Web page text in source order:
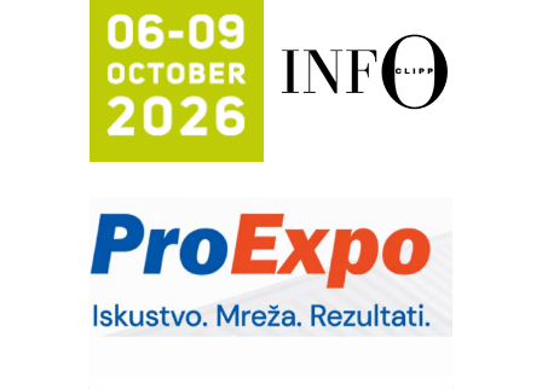
FANUC: Najbolje za vašu pametnu
automatizaciju
Efikasno upravljanje energijom
Automatizacija pakovanja · Display
(Shelf-Ready) omotnice
Potpuna efikasnost bez složenih
Trajna oznaka kao dugoročna korist
Bezbednost na prvom mestu!
IB BLUMENAUER - više od 40 godina
poverenja u industriji